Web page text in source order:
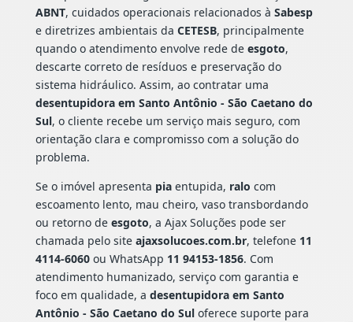
ABNT, cuidados operacionais relacionados à Sabesp
e diretrizes ambientais da CETESB, principalmente
quando o atendimento envolve rede de esgoto,
descarte correto de resíduos e preservação do
sistema hidráulico. Assim, ao contratar uma
desentupidora em Santo Antônio - São Caetano do
Sul, o cliente recebe um serviço mais seguro, com
orientação clara e compromisso com a solução do
problema.
Se o imóvel apresenta piaentupida, ralo com
escoamento lento, mau cheiro, vaso transbordando
ou retorno de esgoto, a Ajax Soluções pode ser
chamada pelo site ajaxsolucoes.com.br, telefone 11
4114-6060ou WhatsApp 11 94153-1856. Com
atendimento humanizado, serviço com garantia e
foco em qualidade, a desentupidora em Santo
Antônio - São Caetano do Suloferece suporte para